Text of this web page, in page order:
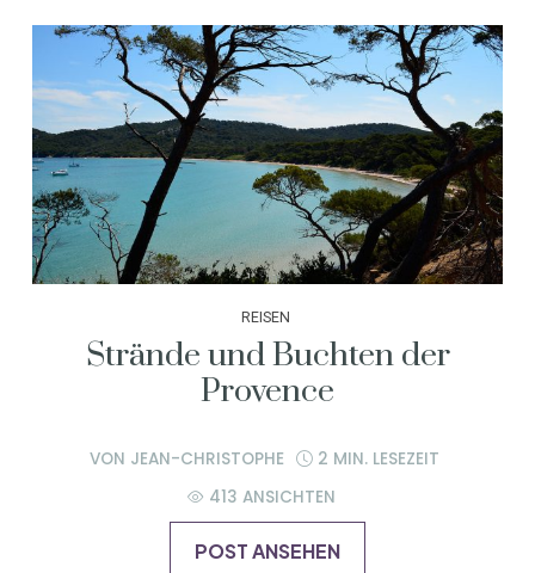
REISEN
Strände und Buchten der
Provence
VON JEAN-CHRISTOPHE
2 MIN. LESEZEIT
413 ANSICHTEN
POST ANSEHEN